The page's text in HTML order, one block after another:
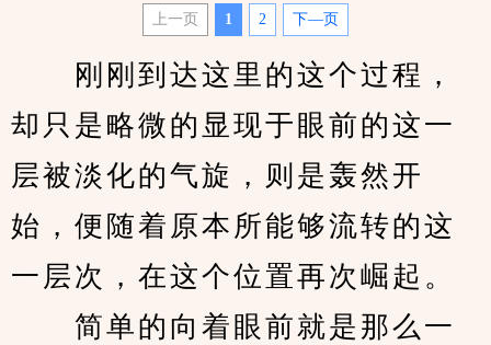
上一页 1 2 下—页
刚刚到达这里的这个过程，
却只是略微的显现于眼前的这一
层被淡化的气旋，则是轰然开
始，便随着原本所能够流转的这
一层次，在这个位置再次崛起。
简单的向着眼前就是那么一